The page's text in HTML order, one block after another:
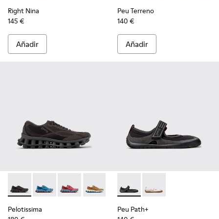
Right Nina
145 €
Añadir
Peu Terreno
140 €
Añadir
Pelotissima - K201922-006 - Zapatillas negras y grises de
Pelotissima - K201922-011 - Zapatillas azules de
Pelotissima - K201922-010 - Zapatillas
Pelotissima - K201922-007 -
Pelotissima
Peu Path+ - K201987-001 -
Peu Path+ -
Peu Path+